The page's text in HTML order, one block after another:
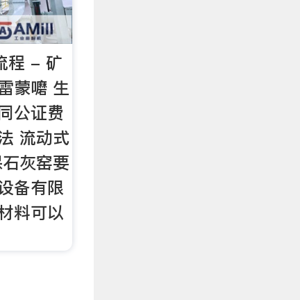
程 - 矿
蒙嚰 生
公证费
流动式
灰窑要
备有限
料可以